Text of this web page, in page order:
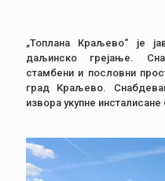
„Топлана Краљево“ је
даљинско грејање.
стамбени и пословни
град Краљево.
извора укупне